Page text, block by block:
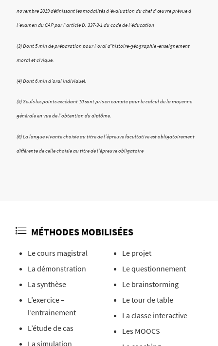
novembre 2019 définissant les modalités d’évaluation du chef d’œuvre prévue à
l’examen du CAP par l’article D. 337-3-1 du code de l’éducation
(3) Dont 5 min de préparation pour l’oral d’histoire-géographie -enseignement
moral et civique.
(4) Dont 6 min d’oral individuel.
(5) Seuls les points excédant 10 sont pris en compte pour le calcul de la moyenne
générale en vue de l’obtention du diplôme.
(6) La langue vivante choisie au titre de l’épreuve facultative est obligatoirement
différente de celle choisie au titre de l’épreuve obligatoire
MÉTHODES MOBILISÉES
Le cours magistral
La démonstration
La synthèse
L’exercice –
l’entrainement
L’étude de cas
La simulation
Le projet
Le questionnement
Le brainstorming
Le tour de table
La classe interactive
Les MOOCS